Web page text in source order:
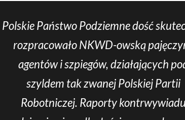
Polskie Państwo Podziemne dość
rozpracowało NKWD-owską
agentów i szpiegów, działających
szyldem tak zwanej Polskiej Partii
Robotniczej. Raporty kontrwywiadu